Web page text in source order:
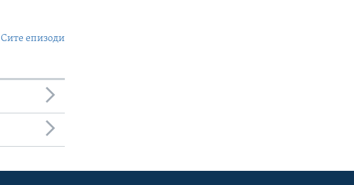
Сите епизоди